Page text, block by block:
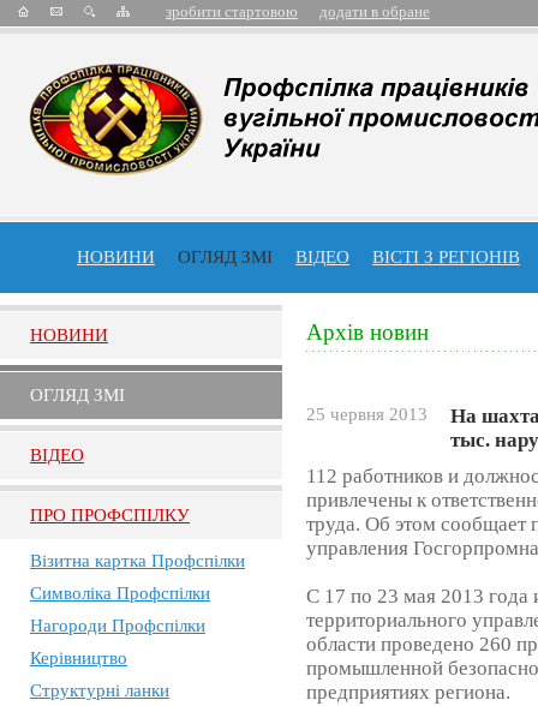
зробити стартовою додати в обране
НОВИНИ ОГЛЯД ЗМІ ВІДЕО ВІСТІ З РЕГІОНІВ
НОВИНИ
ОГЛЯД ЗМI
ВIДЕО
ПРО ПРОФСПIЛКУ
Візитна картка Профспілки
Символіка Профспілки
Нагороди Профспілки
Керівництво
Структурні ланки
Архів новин
25 червня 2013
На
тыс.
112 работников и
привлечены к
труда. Об этом сообщает
управления
С 17 по 23 мая 2013 года
территориального
области проведено 260
промышленной
предприятиях региона.